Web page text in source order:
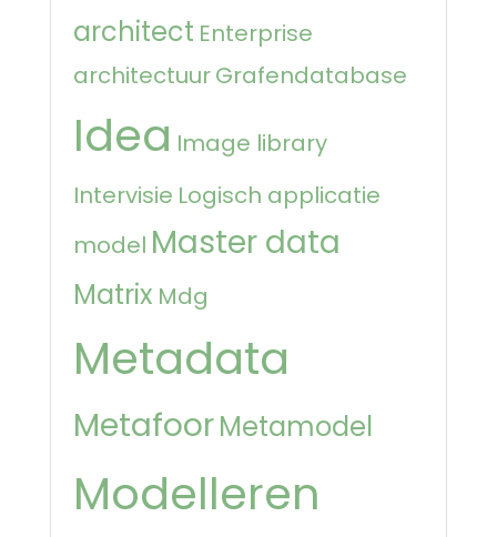
architect Enterprise
architectuurGrafendatabase
Idea Image library
Intervisie Logisch applicatie
model Master data
Matrix Mdg
Metadata
MetafoorMetamodel
Modelleren